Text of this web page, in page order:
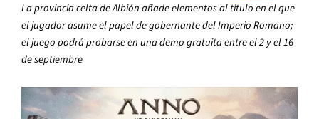
La provincia celta de Albión añade elementos al título en el que
el jugador asume el papel de gobernante del Imperio Romano;
el juego podrá probarse en una demo gratuita entre el 2 y el 16
de septiembre